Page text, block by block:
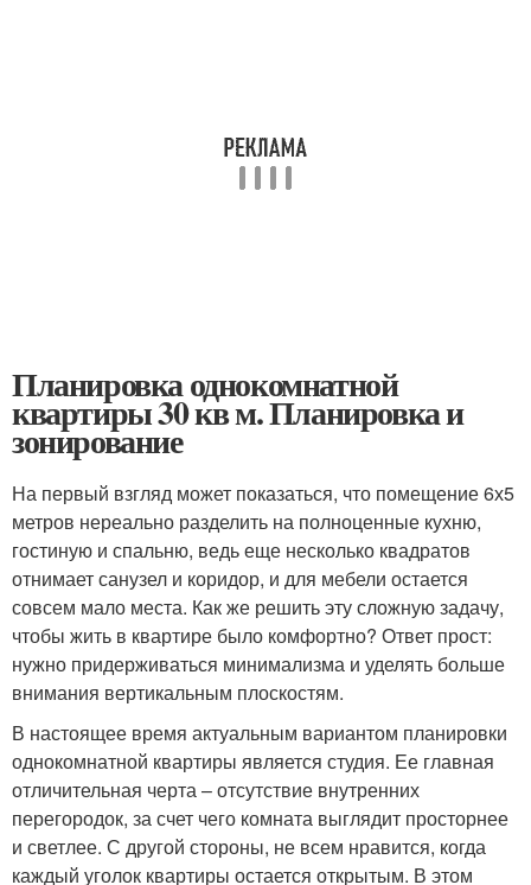
Планировка однокомнатной
квартиры 30 кв м. Планировка и
зонирование
На первый взгляд может показаться, что помещение 6х5
метров нереально разделить на полноценные кухню,
гостиную и спальню, ведь еще несколько квадратов
отнимает санузел и коридор, и для мебели остается
совсем мало места. Как же решить эту сложную задачу,
чтобы жить в квартире было комфортно? Ответ прост:
нужно придерживаться минимализма и уделять больше
внимания вертикальным плоскостям.
В настоящее время актуальным вариантом планировки
однокомнатной квартиры является студия. Ее главная
отличительная черта – отсутствие внутренних
перегородок, за счет чего комната выглядит просторнее
и светлее. С другой стороны, не всем нравится, когда
каждый уголок квартиры остается открытым. В этом